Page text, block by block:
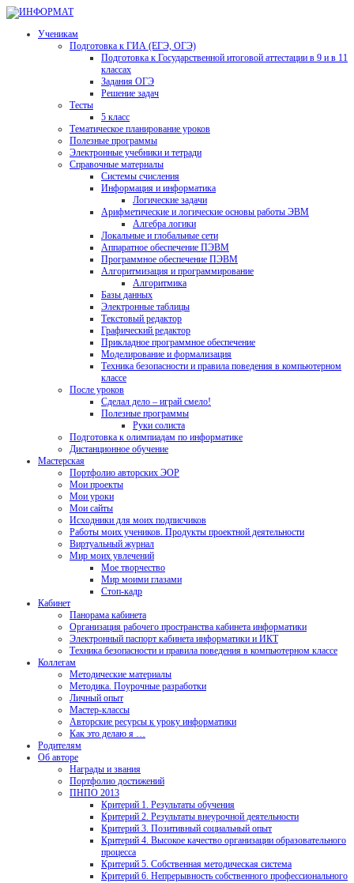
Ученикам
Подготовка к ГИА (ЕГЭ, ОГЭ)
Подготовка к Государственной итоговой аттестации в 9 и в 11
классах
Задания ОГЭ
Решение задач
Тесты
5 класс
Тематическое планирование уроков
Полезные программы
Электронные учебники и тетради
Справочные материалы
Системы счисления
Информация и информатика
Логические задачи
Арифметические и логические основы работы ЭВМ
Алгебра логики
Локальные и глобальные сети
Аппаратное обеспечение ПЭВМ
Программное обеспечение ПЭВМ
Алгоритмизация и программирование
Алгоритмика
Базы данных
Электронные таблицы
Текстовый редактор
Графический редактор
Прикладное программное обеспечение
Моделирование и формализация
Техника безопасности и правила поведения в компьютерном
классе
После уроков
Сделал дело – играй смело!
Полезные программы
Руки солиста
Подготовка к олимпиадам по информатике
Дистанционное обучение
Мастерская
Портфолио авторских ЭОР
Мои проекты
Мои уроки
Мои сайты
Исходники для моих подписчиков
Работы моих учеников. Продукты проектной деятельности
Виртуальный журнал
Мир моих увлечений
Мое творчество
Мир моими глазами
Стоп-кадр
Кабинет
Панорама кабинета
Организация рабочего пространства кабинета информатики
Электронный паспорт кабинета информатики и ИКТ
Техника безопасности и правила поведения в компьютерном классе
Коллегам
Методические материалы
Методика. Поурочные разработки
Личный опыт
Мастер-классы
Авторские ресурсы к уроку информатики
Как это делаю я …
Родителям
Об авторе
Награды и звания
Портфолио достижений
ПНПО 2013
Критерий 1. Результаты обучения
Критерий 2. Результаты внеурочной деятельности
Критерий 3. Позитивный социальный опыт
Критерий 4. Высокое качество организации образовательного
процесса
Критерий 5. Собственная методическая система
Критерий 6. Непрерывность собственного профессионального